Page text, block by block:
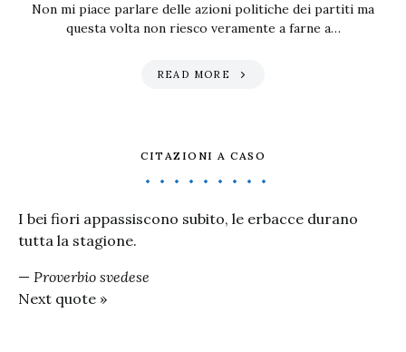
Non mi piace parlare delle azioni politiche dei partiti ma
questa volta non riesco veramente a farne a…
READ MORE
CITAZIONI A CASO
I bei fiori appassiscono subito, le erbacce durano
tutta la stagione.
— Proverbio svedese
Next quote »